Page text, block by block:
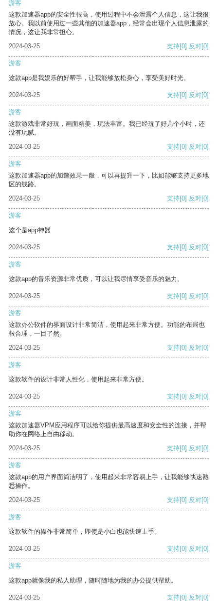
游客
这款加速器app的安全性很高，使用过程中不会泄露个人信息，这让我很
放心。我以前使用过一些其他的加速器app，经常会出现个人信息泄露的
情况，这让我非常担心。
2024-03-25
支持[0] 反对[0]
游客
这款app是我娱乐的好帮手，让我能够放松身心，享受美好时光。
2024-03-25 支持[0] 反对[0]
游客
这款游戏非常好玩，画面精美，玩法丰富。我已经玩了好几个小时，还
没有玩腻。
2024-03-25
支持[0] 反对[0]
游客
这款加速器app的加速效果一般，可以再提升一下，比如能够支持更多地
区的线路。
2024-03-25
支持[0] 反对[0]
游客
这个是app神器
2024-03-25 支持[0] 反对[0]
游客
这款app的音乐资源非常优质，可以让我尽情享受音乐的魅力。
2024-03-25 支持[0] 反对[0]
游客
这款办公软件的界面设计非常简洁，使用起来非常方便。功能的布局也
很合理，一目了然。
2024-03-25
支持[0] 反对[0]
游客
这款软件的设计非常人性化，使用起来非常方便。
2024-03-25 支持[0] 反对[0]
游客
这款加速器VPM应用程序可以给你提供最高速度和安全性的连接，并帮
助你在网络上自由移动。
2024-03-25
支持[0] 反对[0]
游客
这款app的用户界面简洁明了，使用起来非常容易上手，让我能够快速熟
悉操作。
2024-03-25
支持[0] 反对[0]
游客
这款软件的操作非常简单，即使是小白也能快速上手。
2024-03-25 支持[0] 反对[0]
游客
这款app就像我的私人助理，随时随地为我的办公提供帮助。
2024-03-25 支持[0] 反对[0]